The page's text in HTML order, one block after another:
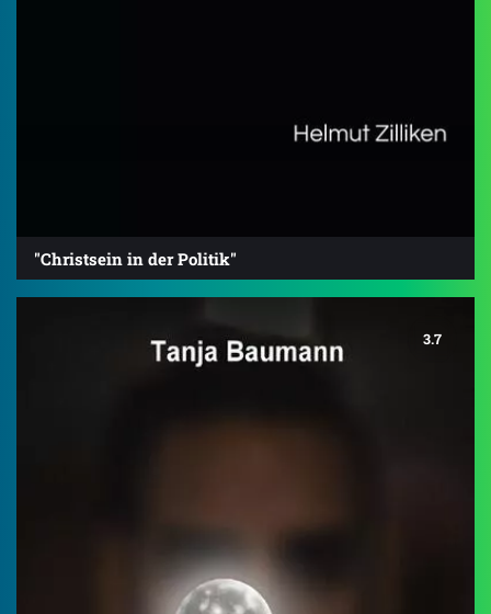
"Christsein in der Politik"
3.7